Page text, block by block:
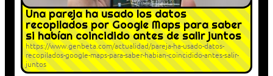
Una pareja ha usado los datos
recopilados por Google Maps para saber
si habían coincidido antes de salir juntos
https://www.genbeta.com/actualidad/pareja-ha-usado-datos-
recopilados-google-maps-para-saber-habian-coincidido-antes-salir-
juntos